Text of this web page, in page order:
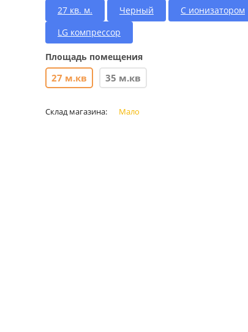
27 кв. м. Черный
С ионизатором
LG компрессор
Площадь помещения
27 м.кв 35 м.кв
Склад магазина: Мало